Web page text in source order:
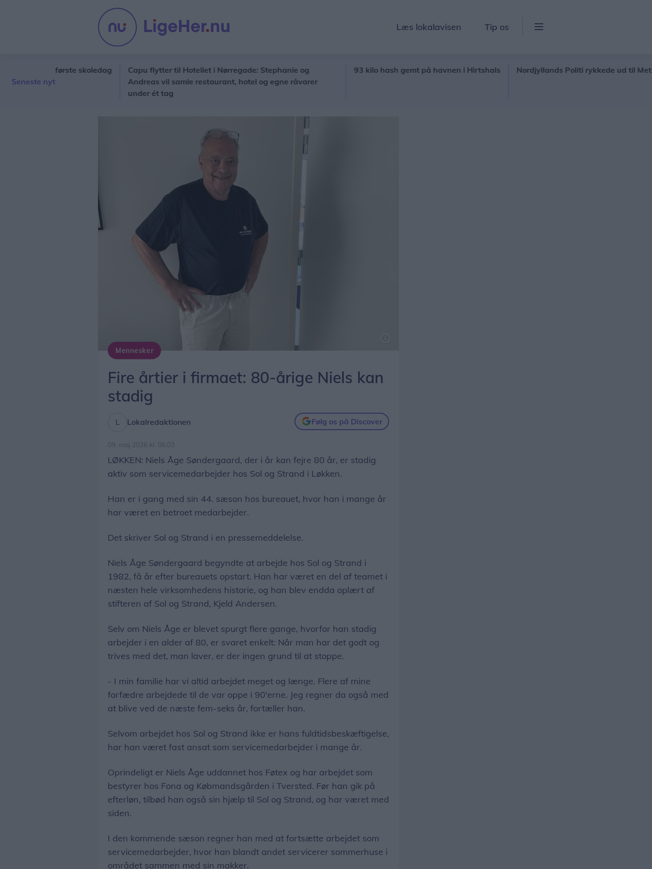
Læs lokalavisen Tip os
Seneste nyt
første skoledag
Capu flytter til Hotellet i Nørregade: Stephanie og
Andreas vil samle restaurant, hotel og egne råvarer
under ét tag
93 kilo hash gemt på havnen i Hirtshals Nordjyllands Politi rykkede ud til Metropol i
Mennesker
Fire årtier i firmaet: 80-årige Niels kan
stadig
Lokalredaktionen Følg os på Discover
09. maj 2026 kl. 06.03
LØKKEN: Niels Åge Søndergaard, der i år kan fejre 80 år, er stadig
aktiv som servicemedarbejder hos Sol og Strand i Løkken.
Han er i gang med sin 44. sæson hos bureauet, hvor han i mange år
har været en betroet medarbejder.
Det skriver Sol og Strand i en pressemeddelelse.
Niels Åge Søndergaard begyndte at arbejde hos Sol og Strand i
1982, få år efter bureauets opstart. Han har været en del af teamet i
næsten hele virksomhedens historie, og han blev endda oplært af
stifteren af Sol og Strand, Kjeld Andersen.
Selv om Niels Åge er blevet spurgt flere gange, hvorfor han stadig
arbejder i en alder af 80, er svaret enkelt: Når man har det godt og
trives med det, man laver, er der ingen grund til at stoppe.
- I min familie har vi altid arbejdet meget og længe. Flere af mine
forfædre arbejdede til de var oppe i 90'erne. Jeg regner da også med
at blive ved de næste fem-seks år, fortæller han.
Selvom arbejdet hos Sol og Strand ikke er hans fuldtidsbeskæftigelse,
har han været fast ansat som servicemedarbejder i mange år.
Oprindeligt er Niels Åge uddannet hos Føtex og har arbejdet som
bestyrer hos Fona og Købmandsgården i Tversted. Før han gik på
efterløn, tilbød han også sin hjælp til Sol og Strand, og har været med
siden.
I den kommende sæson regner han med at fortsætte arbejdet som
servicemedarbejder, hvor han blandt andet servicerer sommerhuse i
området sammen med sin makker.